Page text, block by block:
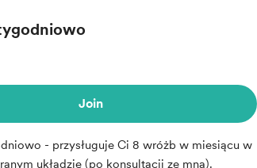
Join
- przysługuje Ci 8 wróżb w miesiącu w
układzie (po konsultacji ze mną).